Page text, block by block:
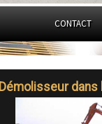
CONTACT
Démolisseur dans